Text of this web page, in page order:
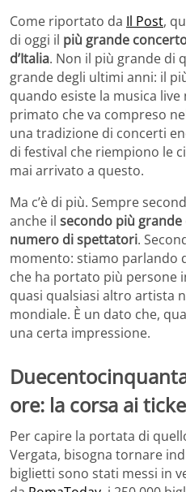
Come riportato da Il Post,
di oggi il più grande
d’Italia. Non il più grande di
grande degli ultimi anni: il
quando esiste la musica live
primato che va compreso
una tradizione di concerti
di festival che riempiono le
mai arrivato a questo.
Ma c’è di più. Sempre
anche il secondo più
numero di spettatori.
momento: stiamo parlando
che ha portato più persone
quasi qualsiasi altro artista
mondiale. È un dato che,
una certa impressione.
ore: la corsa ai
Per capire la portata di
Vergata, bisogna tornare
biglietti sono stati messi in